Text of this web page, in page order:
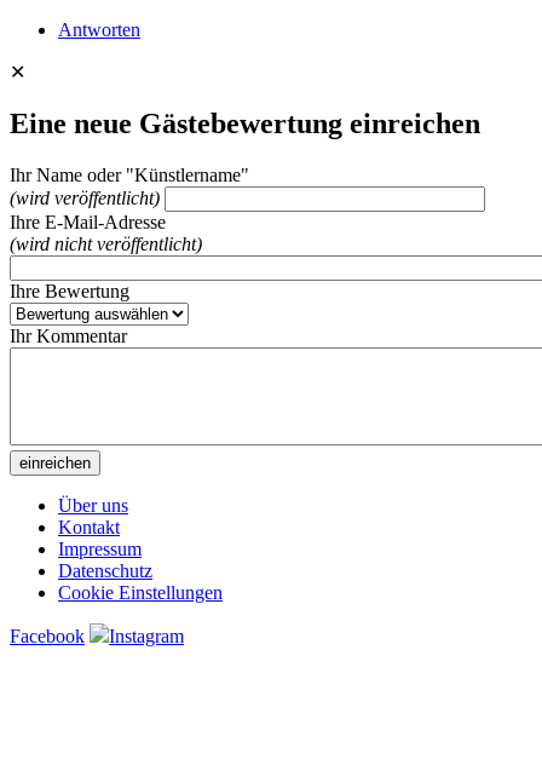
Antworten
✕
Eine neue Gästebewertung einreichen
Ihr Name oder "Künstlername"
(wird veröffentlicht)
Ihre E-Mail-Adresse
(wird nicht veröffentlicht)
Ihre Bewertung
Ihr Kommentar
Über uns
Kontakt
Impressum
Datenschutz
Cookie Einstellungen
Facebook Instagram